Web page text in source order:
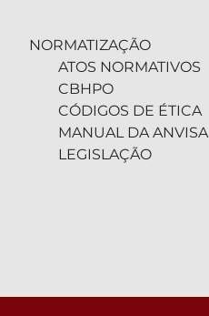
NORMATIZAÇÃO
ATOS NORMATIVOS
CBHPO
CÓDIGOS DE ÉTICA
MANUAL DA ANVISA
LEGISLAÇÃO